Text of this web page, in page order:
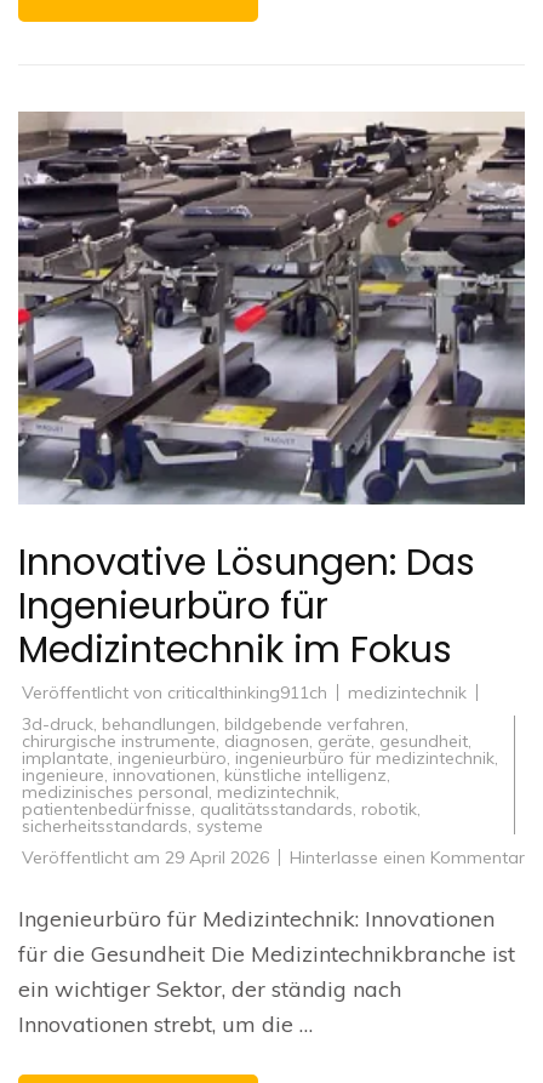
Innovative Lösungen: Das
Ingenieurbüro für
Medizintechnik im Fokus
Veröffentlicht von criticalthinking911ch
medizintechnik
3d-druck, behandlungen, bildgebende verfahren,
chirurgische instrumente, diagnosen, geräte, gesundheit,
implantate, ingenieurbüro, ingenieurbüro für medizintechnik,
ingenieure, innovationen, künstliche intelligenz,
medizinisches personal, medizintechnik,
patientenbedürfnisse, qualitätsstandards, robotik,
sicherheitsstandards, systeme
Veröffentlicht am 29 April 2026 Hinterlasse einen Kommentarzu
Ingenieurbüro für Medizintechnik: Innovationen
für die Gesundheit Die Medizintechnikbranche ist
ein wichtiger Sektor, der ständig nach
Innovationen strebt, um die …